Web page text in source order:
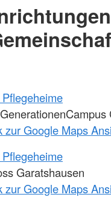
zur Google Maps
Garatshausen
zur Google Maps